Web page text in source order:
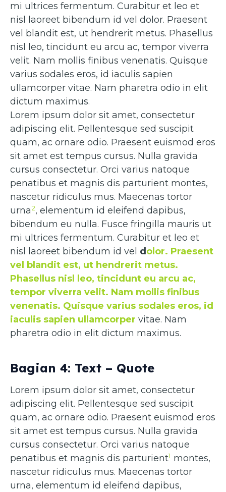
mi ultrices fermentum. Curabitur et leo et
nisl laoreet bibendum id vel dolor. Praesent
vel blandit est, ut hendrerit metus. Phasellus
nisl leo, tincidunt eu arcu ac, tempor viverra
velit. Nam mollis finibus venenatis. Quisque
varius sodales eros, id iaculis sapien
ullamcorper vitae. Nam pharetra odio in elit
dictum maximus.
Lorem ipsum dolor sit amet, consectetur
adipiscing elit. Pellentesque sed suscipit
quam, ac ornare odio. Praesent euismod eros
sit amet est tempus cursus. Nulla gravida
cursus consectetur. Orci varius natoque
penatibus et magnis dis parturient montes,
nascetur ridiculus mus. Maecenas tortor
urna2, elementum id eleifend dapibus,
bibendum eu nulla. Fusce fringilla mauris ut
mi ultrices fermentum. Curabitur et leo et
nisl laoreet bibendum id vel dolor. Praesent
vel blandit est, ut hendrerit metus.
Phasellus nisl leo, tincidunt eu arcu ac,
tempor viverra velit. Nam mollis finibus
venenatis. Quisque varius sodales eros, id
iaculis sapien ullamcorper vitae. Nam
pharetra odio in elit dictum maximus.
Bagian 4: Text – Quote
Lorem ipsum dolor sit amet, consectetur
adipiscing elit. Pellentesque sed suscipit
quam, ac ornare odio. Praesent euismod eros
sit amet est tempus cursus. Nulla gravida
cursus consectetur. Orci varius natoque
penatibus et magnis dis parturient1 montes,
nascetur ridiculus mus. Maecenas tortor
urna, elementum id eleifend dapibus,